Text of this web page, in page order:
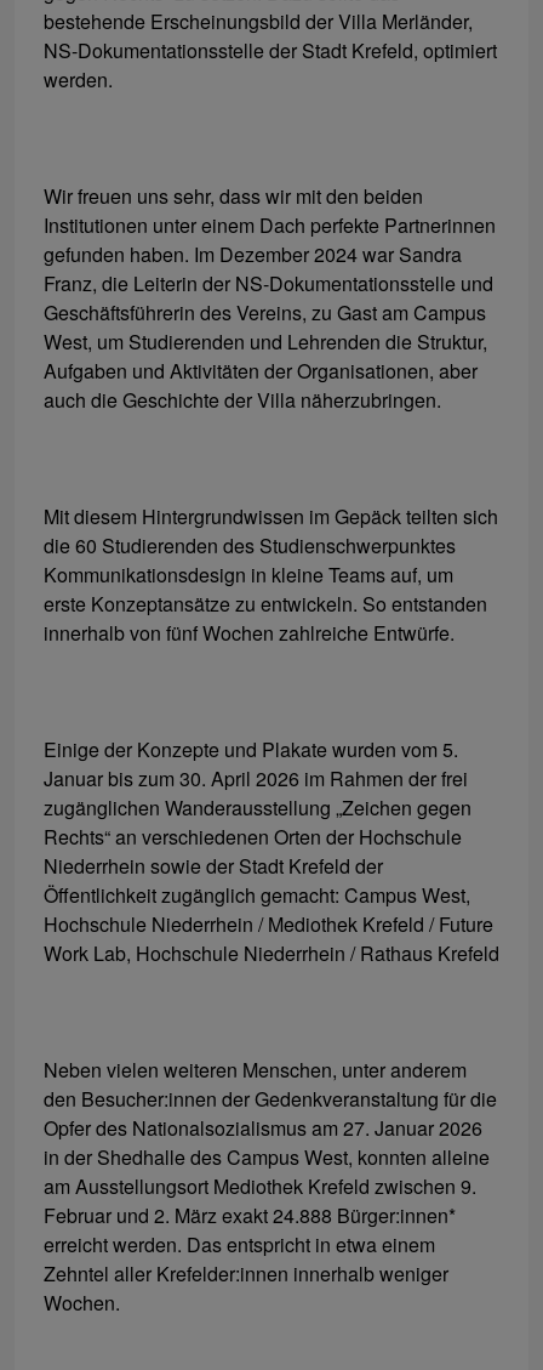
bestehende Erscheinungsbild der Villa Merländer,
NS-Dokumentationsstelle der Stadt Krefeld, optimiert
werden.
Wir freuen uns sehr, dass wir mit den beiden
Institutionen unter einem Dach perfekte Partnerinnen
gefunden haben. Im Dezember 2024 war Sandra
Franz, die Leiterin der NS-Dokumentationsstelle und
Geschäftsführerin des Vereins, zu Gast am Campus
West, um Studierenden und Lehrenden die Struktur,
Aufgaben und Aktivitäten der Organisationen, aber
auch die Geschichte der Villa näherzubringen.
Mit diesem Hintergrundwissen im Gepäck teilten sich
die 60 Studierenden des Studienschwerpunktes
Kommunikationsdesign in kleine Teams auf, um
erste Konzeptansätze zu entwickeln. So entstanden
innerhalb von fünf Wochen zahlreiche Entwürfe.
Einige der Konzepte und Plakate wurden vom 5.
Januar bis zum 30. April 2026 im Rahmen der frei
zugänglichen Wanderausstellung „Zeichen gegen
Rechts“ an verschiedenen Orten der Hochschule
Niederrhein sowie der Stadt Krefeld der
Öffentlichkeit zugänglich gemacht: Campus West,
Hochschule Niederrhein / Mediothek Krefeld / Future
Work Lab, Hochschule Niederrhein / Rathaus Krefeld
Neben vielen weiteren Menschen, unter anderem
den Besucher:innen der Gedenkveranstaltung für die
Opfer des Nationalsozialismus am 27. Januar 2026
in der Shedhalle des Campus West, konnten alleine
am Ausstellungsort Mediothek Krefeld zwischen 9.
Februar und 2. März exakt 24.888 Bürger:innen*
erreicht werden. Das entspricht in etwa einem
Zehntel aller Krefelder:innen innerhalb weniger
Wochen.